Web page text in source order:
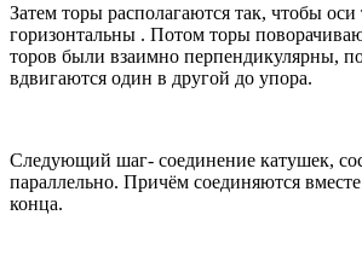
Затем торы располагаются так, чтобы
горизонтальны . Потом торы
торов были взаимно перпендикулярны,
вдвигаются один в другой до упора.
Следующий шаг- соединение катушек,
параллельно. Причём соединяются
конца.